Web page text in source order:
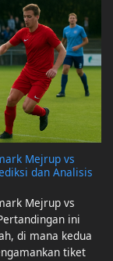
Mejrup vs
dan Analisis
Mejrup vs
ini
di mana kedua
tiket